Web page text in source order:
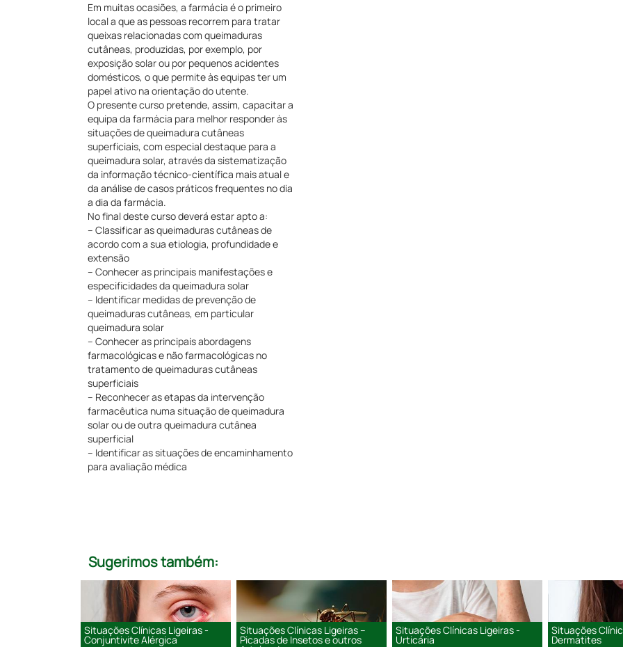
Em muitas ocasiões, a farmácia é o primeiro
local a que as pessoas recorrem para tratar
queixas relacionadas com queimaduras
cutâneas, produzidas, por exemplo, por
exposição solar ou por pequenos acidentes
domésticos, o que permite às equipas ter um
papel ativo na orientação do utente.
O presente curso pretende, assim, capacitar a
equipa da farmácia para melhor responder às
situações de queimadura cutâneas
superficiais, com especial destaque para a
queimadura solar, através da sistematização
da informação técnico-científica mais atual e
da análise de casos práticos frequentes no dia
a dia da farmácia.
No final deste curso deverá estar apto a:
– Classificar as queimaduras cutâneas de
acordo com a sua etiologia, profundidade e
extensão
– Conhecer as principais manifestações e
especificidades da queimadura solar
– Identificar medidas de prevenção de
queimaduras cutâneas, em particular
queimadura solar
– Conhecer as principais abordagens
farmacológicas e não farmacológicas no
tratamento de queimaduras cutâneas
superficiais
– Reconhecer as etapas da intervenção
farmacêutica numa situação de queimadura
solar ou de outra queimadura cutânea
superficial
– Identificar as situações de encaminhamento
para avaliação médica
Sugerimos também:
Situações Clínicas Ligeiras -
Conjuntivite Alérgica
Situações Clínicas Ligeiras –
Picadas de Insetos e outros
Situações Clínicas Ligeiras -
Urticária
Situações
Dermatites